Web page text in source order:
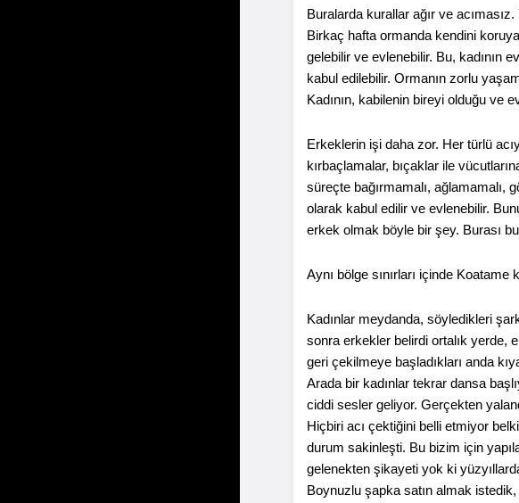
Buralarda kurallar ağır ve
Birkaç hafta ormanda kendini
gelebilir ve evlenebilir. Bu, kadının
kabul edilebilir. Ormanın zorlu
Kadının, kabilenin bireyi olduğu ve
Erkeklerin işi daha zor. Her türlü
kırbaçlamalar, bıçaklar ile
süreçte bağırmamalı, ağlamamalı,
olarak kabul edilir ve evlenebilir.
erkek olmak böyle bir şey. Burası
Aynı bölge sınırları içinde
Kadınlar meydanda, söyledikleri
sonra erkekler belirdi ortalık yerde,
geri çekilmeye başladıkları anda
Arada bir kadınlar tekrar dansa
ciddi sesler geliyor. Gerçekten
Hiçbiri acı çektiğini belli etmiyor
durum sakinleşti. Bu bizim için
gelenekten şikayeti yok ki
Boynuzlu şapka satın almak